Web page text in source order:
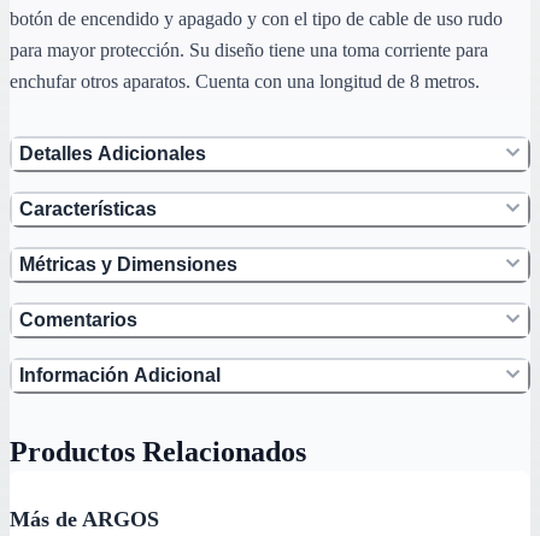
botón de encendido y apagado y con el tipo de cable de uso rudo
para mayor protección. Su diseño tiene una toma corriente para
enchufar otros aparatos. Cuenta con una longitud de 8 metros.
Detalles Adicionales
Características
Métricas y Dimensiones
Comentarios
Información Adicional
Productos Relacionados
Más de ARGOS